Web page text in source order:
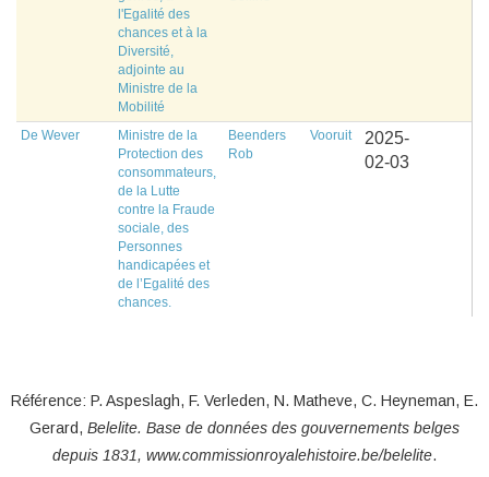
l'Egalité des
chances et à la
Diversité,
adjointe au
Ministre de la
Mobilité
De Wever
Ministre de la
Protection des
consommateurs,
de la Lutte
contre la Fraude
sociale, des
Personnes
handicapées et
de l’Egalité des
chances.
Beenders
Rob
Vooruit
2025-
02-03
Référence: P. Aspeslagh, F. Verleden, N. Matheve, C. Heyneman, E.
Gerard, Belelite. Base de données des gouvernements belges
depuis 1831, www.commissionroyalehistoire.be/belelite.